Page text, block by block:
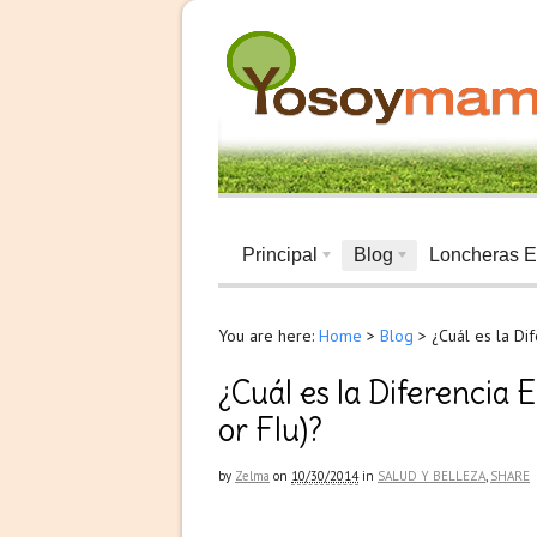
Principal Blog Loncheras
You are here: Home > Blog > ¿Cuál es la
¿Cuál es la Diferencia
or Flu)?
by Zelma on 10/30/2014 in SALUD Y BELLEZA, SHARE